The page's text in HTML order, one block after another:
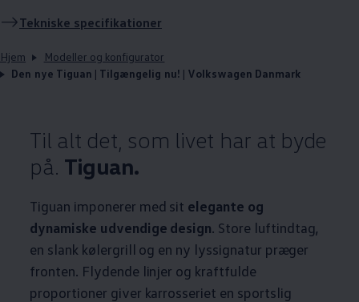
Tekniske specifikationer
Hjem
Modeller og konfigurator
Den nye Tiguan | Tilgængelig nu! | Volkswagen Danmark
Til alt det, som livet har at byde
på. Tiguan.
Tiguan imponerer med sit elegante og
dynamiske udvendige design. Store luftindtag,
en slank kølergrill og en ny lyssignatur præger
fronten. Flydende linjer og kraftfulde
proportioner giver karrosseriet en sportslig